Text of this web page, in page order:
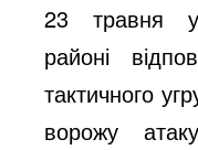
23 травня
районі
тактичного
ворожу